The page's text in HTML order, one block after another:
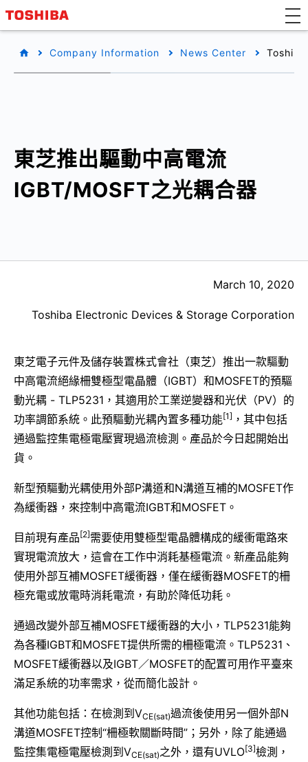
Company Information News Center
東芝推出驅動中高電流
IGBT/MOSFT之光耦合器
March 10, 2020
Toshiba Electronic Devices & Storage Corporation
東芝電子元件及儲存裝置株式會社（東芝）推出一款驅動
中高電流絕緣柵雙極型電晶體（IGBT）和MOSFET的預驅
動光耦 - TLP5231，其適用於工業逆變器和光伏（PV）的
功率調節系統。此預驅動光耦內置多種功能[1] ，其中包括
通過監控集電極電壓實現過流檢測。產品於今日起開始出
貨。
新型預驅動光耦使用外部P溝道和N溝道互補的MOSFET作
為緩衝器，來控制中高電流IGBT和MOSFET。
目前現有產品[2]需要使用雙極型電晶體構成的緩衝電路來
實現電流放大，這會在工作中消耗基極電流。新產品能夠
使用外部互補MOSFET緩衝器，僅在緩衝器MOSFET的柵
極充電或放電時消耗電流，有助於降低功耗。
通過改變外部互補MOSFET緩衝器的大小，TLP5231能夠
為各種IGBT和MOSFET提供所需的柵極電流。TLP5231、
MOSFET緩衝器以及IGBT／MOSFET的配置可用作平臺來
滿足系統的功率需求，從而簡化設計。
其他功能包括：在檢測到VCE(sat)過流後使用另一個外部N
溝道MOSFET控制“柵極軟關斷時間”；另外，除了能通過
監控集電極電壓檢測到VCE(sat)之外，還有UVLO[3]檢測，